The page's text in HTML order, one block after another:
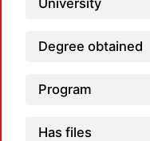
University
Degree obtained
Program
Has files